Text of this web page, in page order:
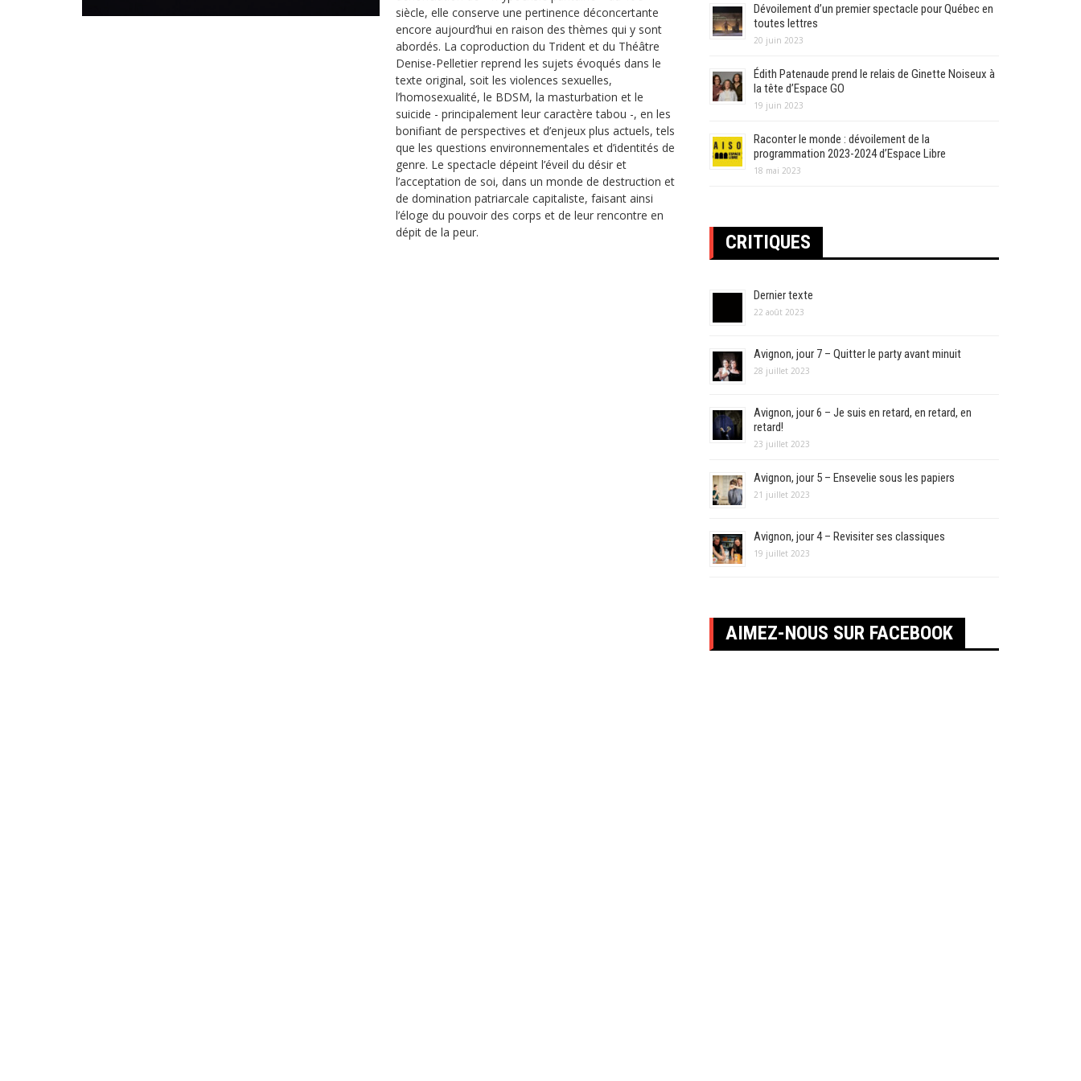
siècle, elle conserve une pertinence déconcertante
encore aujourd’hui en raison des thèmes qui y sont
abordés. La coproduction du Trident et du Théâtre
Denise-Pelletier reprend les sujets évoqués dans le
texte original, soit les violences sexuelles,
l’homosexualité, le BDSM, la masturbation et le
suicide - principalement leur caractère tabou -, en les
bonifiant de perspectives et d’enjeux plus actuels, tels
que les questions environnementales et d’identités de
genre. Le spectacle dépeint l’éveil du désir et
l’acceptation de soi, dans un monde de destruction et
de domination patriarcale capitaliste, faisant ainsi
l’éloge du pouvoir des corps et de leur rencontre en
dépit de la peur.
Dévoilement d’un premier spectacle pour Québec en
toutes lettres
20 juin 2023
Édith Patenaude prend le relais de Ginette Noiseux à
la tête d’Espace GO
19 juin 2023
Raconter le monde : dévoilement de la
programmation 2023-2024 d’Espace Libre
18 mai 2023
CRITIQUES
Dernier texte
22 août 2023
Avignon, jour 7 – Quitter le party avant minuit
28 juillet 2023
Avignon, jour 6 – Je suis en retard, en retard, en
retard!
23 juillet 2023
Avignon, jour 5 – Ensevelie sous les papiers
21 juillet 2023
Avignon, jour 4 – Revisiter ses classiques
19 juillet 2023
AIMEZ-NOUS SUR FACEBOOK